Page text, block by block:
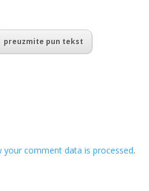
preuzmite pun tekst
your comment data is processed.